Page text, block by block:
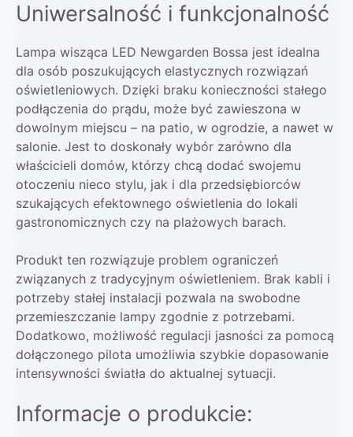
Uniwersalność i funkcjonalność
Lampa wisząca LED Newgarden Bossa jest idealna
dla osób poszukujących elastycznych rozwiązań
oświetleniowych. Dzięki braku konieczności stałego
podłączenia do prądu, może być zawieszona w
dowolnym miejscu – na patio, w ogrodzie, a nawet w
salonie. Jest to doskonały wybór zarówno dla
właścicieli domów, którzy chcą dodać swojemu
otoczeniu nieco stylu, jak i dla przedsiębiorców
szukających efektownego oświetlenia do lokali
gastronomicznych czy na plażowych barach.
Produkt ten rozwiązuje problem ograniczeń
związanych z tradycyjnym oświetleniem. Brak kabli i
potrzeby stałej instalacji pozwala na swobodne
przemieszczanie lampy zgodnie z potrzebami.
Dodatkowo, możliwość regulacji jasności za pomocą
dołączonego pilota umożliwia szybkie dopasowanie
intensywności światła do aktualnej sytuacji.
Informacje o produkcie: